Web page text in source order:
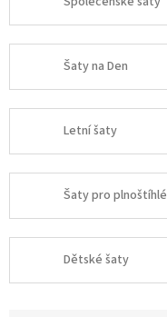
Šaty na Den
Letní šaty
Šaty pro plnoštíhlé
Dětské šaty